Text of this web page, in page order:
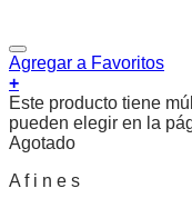
Agregar a Favoritos
+
Este producto tiene
pueden elegir en la
Agotado
A f i n e s